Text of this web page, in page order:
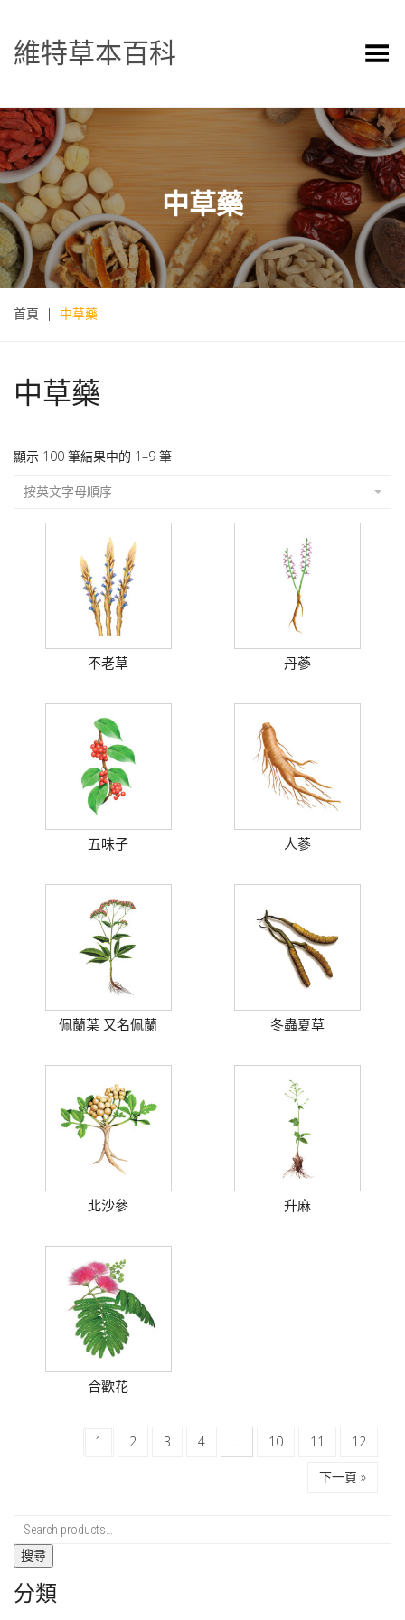
維特草本百科 Toggle Menu
中草藥
首頁 | 中草藥
中草藥
顯示 100 筆結果中的 1–9 筆
按英文字母順序
不老草 丹蔘
五味子 人蔘
佩蘭葉 又名佩蘭 冬蟲夏草
北沙參 升麻
合歡花
1 2 3 4 … 10 11 12
下一頁 »
搜尋
分類